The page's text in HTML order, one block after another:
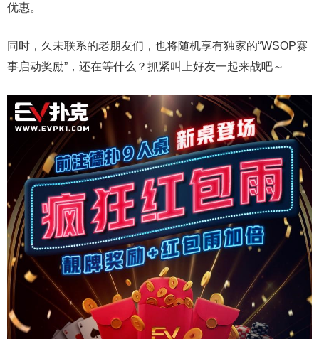
优惠。
同时，久未联系的老朋友们，也将随机享有独家的“WSOP赛
事启动奖励”，还在等什么？抓紧叫上好友一起来战吧～